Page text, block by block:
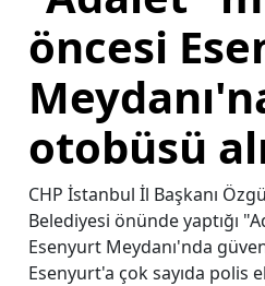
öncesi
otobüsü
CHP İstanbul İl Başkanı
Belediyesi önünde yaptığı
Esenyurt Meydanı'nda
Esenyurt'a çok sayıda polis